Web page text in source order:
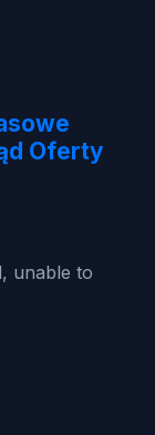
Oferty
unable to